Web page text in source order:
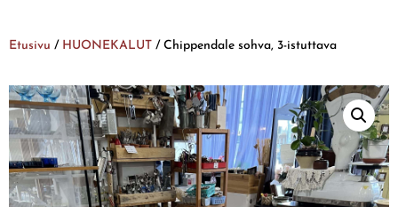
Etusivu / HUONEKALUT / Chippendale sohva, 3-istuttava